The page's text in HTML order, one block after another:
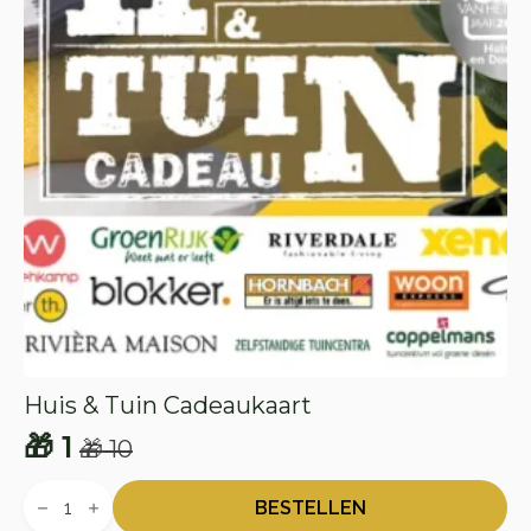
Huis & Tuin Cadeaukaart
🎁10
Oorspronkelijke
prijs
🎁 1
Huidige
prijs
BESTELLEN